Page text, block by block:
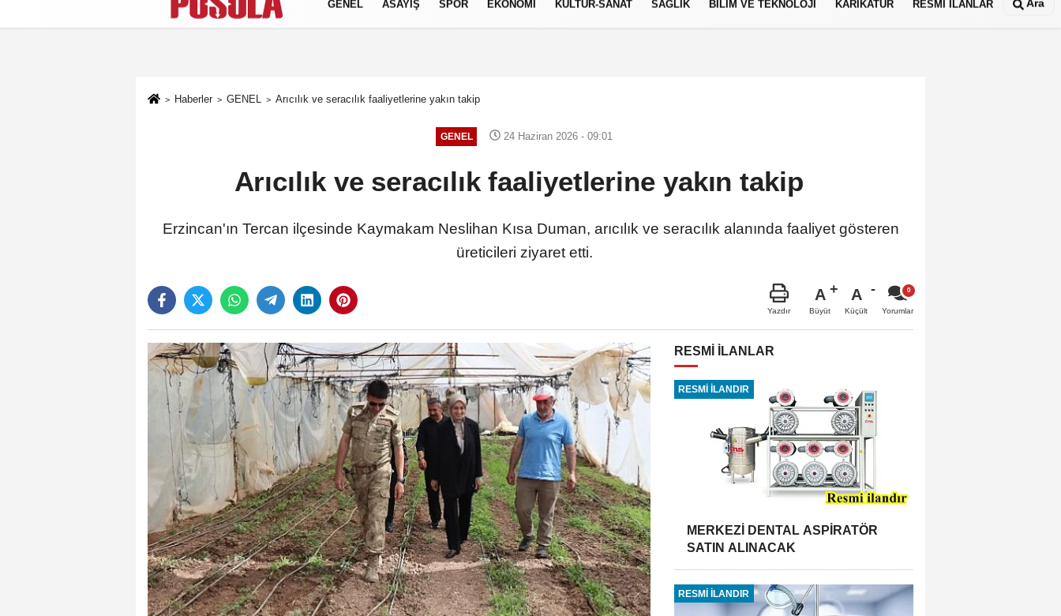
Künye İletişim Gizlilik Politikası
GENEL ASAYİŞ SPOR EKONOMİ KÜLTÜR-SANAT SAĞLIK BİLİM VE TEKNOLOJİ KARİKATÜR RESMİ İLANLAR Ara
Haberler GENEL Arıcılık ve seracılık faaliyetlerine yakın takip
GENEL 24 Haziran 2026 - 09:01
Arıcılık ve seracılık faaliyetlerine yakın takip
Erzincan'ın Tercan ilçesinde Kaymakam Neslihan Kısa Duman, arıcılık ve seracılık alanında faaliyet gösteren
üreticileri ziyaret etti.
Yazdır
A
Büyüt
A
Küçült Yorumlar
RESMİ İLANLAR
RESMİ İLANDIR
MERKEZİ DENTAL ASPİRATÖR
SATIN ALINACAK
RESMİ İLANDIR